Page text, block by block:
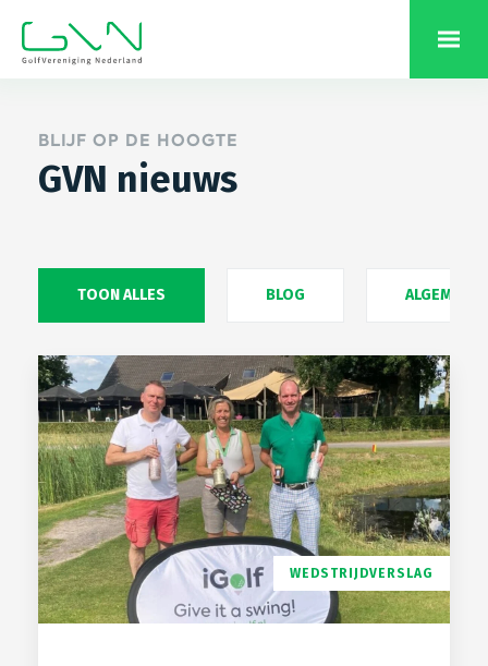
BLIJF OP DE HOOGTE
GVN nieuws
TOON ALLES BLOG ALGEMEEN
WEDSTRIJDVERSLAG